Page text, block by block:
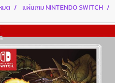
มด แผ่นเกม NINTENDO SWITCH